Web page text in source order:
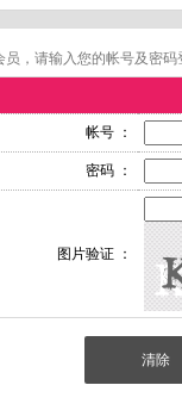
员，请输入您的帐号及密
帐号 ：
密码 ：
图片验证 ：